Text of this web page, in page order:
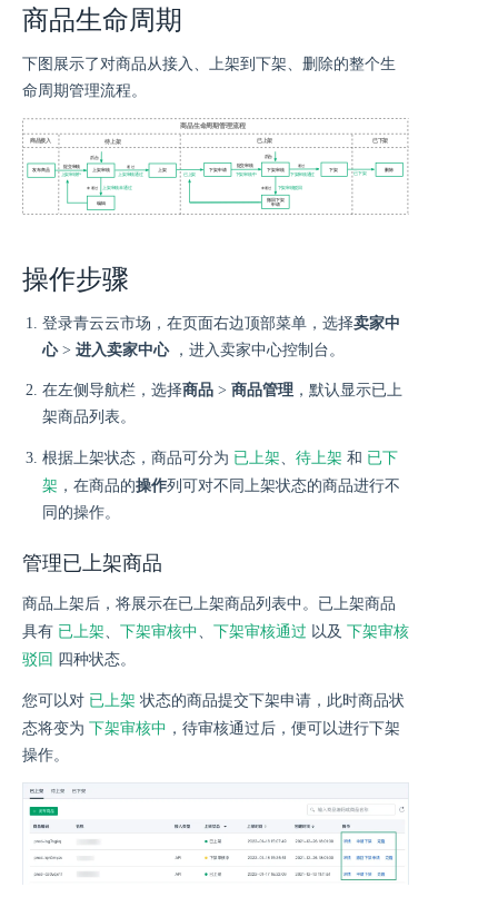
商品生命周期
下图展示了对商品从接入、上架到下架、删除的整个生
命周期管理流程。
操作步骤
登录青云云市场，在页面右边顶部菜单，选择卖家中
心> 进入卖家中心，进入卖家中心控制台。
在左侧导航栏，选择商品 > 商品管理 ，默认显示已上
架商品列表。
根据上架状态，商品可分为 已上架 待上架 和 已下
架 ，在商品的操作列可对不同上架状态的商品进行不
同的操作。
管理已上架商品
商品上架后，将展示在已上架商品列表中。已上架商品
具有 已上架 下架审核中 下架审核通过 以及 下架审核
驳回 四种状态。
您可以对 已上架 状态的商品提交下架申请，此时商品状
态将变为 下架审核中 ，待审核通过后，便可以进行下架
操作。